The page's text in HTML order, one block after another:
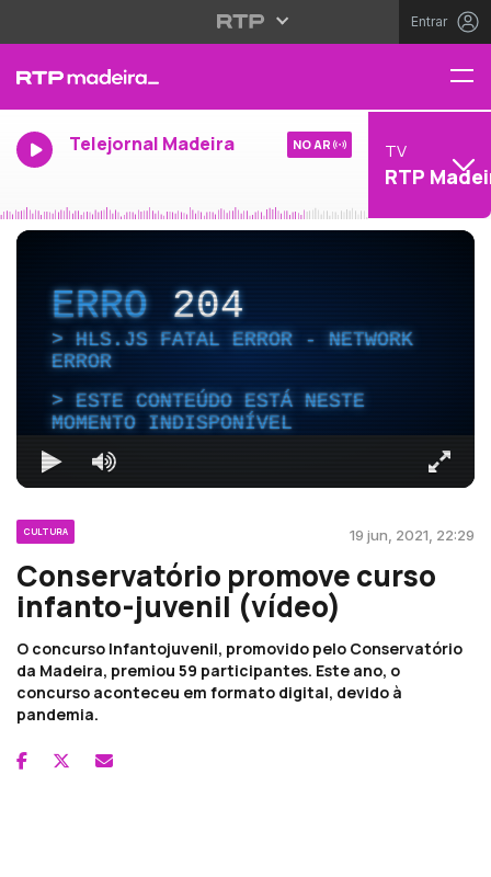
Entrar
Telejornal Madeira NO AR TV
RTP
ERRO204
HLS.JS FATAL ERROR - NETWORK
ERROR
ESTE CONTEÚDO ESTÁ NESTE
MOMENTO INDISPONÍVEL
CULTURA 19 jun, 2021, 22:29
Conservatório promove curso
infanto-juvenil (vídeo)
O concurso Infantojuvenil, promovido pelo Conservatório
da Madeira, premiou 59 participantes. Este ano, o
concurso aconteceu em formato digital, devido à
pandemia.